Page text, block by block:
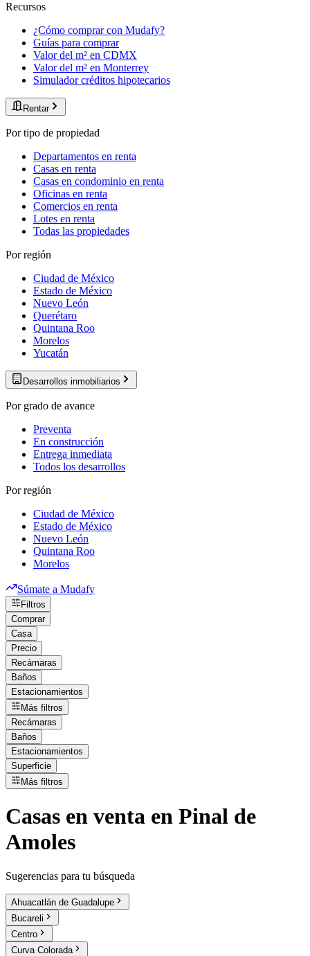
Recursos
¿Cómo comprar con Mudafy?
Guías para comprar
Valor del m² en CDMX
Valor del m² en Monterrey
Simulador créditos hipotecarios
Rentar
Por tipo de propiedad
Departamentos en renta
Casas en renta
Casas en condominio en renta
Oficinas en renta
Comercios en renta
Lotes en renta
Todas las propiedades
Por región
Ciudad de México
Estado de México
Nuevo León
Querétaro
Quintana Roo
Morelos
Yucatán
Desarrollos inmobiliarios
Por grado de avance
Preventa
En construcción
Entrega inmediata
Todos los desarrollos
Por región
Ciudad de México
Estado de México
Nuevo León
Quintana Roo
Morelos
Súmate a Mudafy
Filtros
Comprar
Casa
Precio
Recámaras
Baños
Estacionamientos
Más filtros
Recámaras
Baños
Estacionamientos
Superficie
Más filtros
Casas en venta en Pinal de
Amoles
Sugerencias para tu búsqueda
Ahuacatlán de Guadalupe
Bucareli
Centro
Curva Colorada